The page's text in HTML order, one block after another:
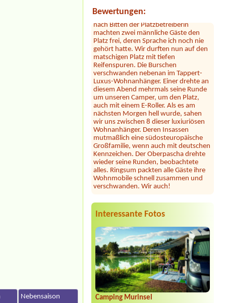
Bewertungen:
nach Bitten der Platzbetreiberin
Platz frei, deren Sprache ich noch nie
gehört hatte. Wir durften nun auf den
matschigen Platz mit tiefen
Reifenspuren. Die Burschen
verschwanden nebenan im Tappert-
Luxus-Wohnanhänger. Einer drehte an
diesem Abend mehrmals seine Runde
um unseren Camper, um den Platz,
auch mit einem E-Roller. Als es am
nächsten Morgen hell wurde, sahen
wir uns zwischen 8 dieser luxiuriösen
Wohnanhänger. Deren Insassen
mutmaßlich eine südosteuropäische
Großfamilie, wenn auch mit deutschen
Kennzeichen. Der Oberpascha drehte
wieder seine Runden, beobachtete
alles. Ringsum packten alle Gäste ihre
Wohnmobile schnell zusammen und
verschwanden. Wir auch!
Julia*****
gelegen direkt am See mit großer
Liegewiese und tollem Seezugang. Die
sauber. Seit heuer gibt es samstags
Feuerkörbe und Stockbrot am Strand
... unsere Kinder und auch wir
Erwachsene waren begeistert! Hier
fühlt man sich jederzeit willkommen,
wir können diesen Platz nur wärmstens
empfehlen!
Jörg Vopel*****
Interessante Fotos
Camping Murinsel
Nebensaison